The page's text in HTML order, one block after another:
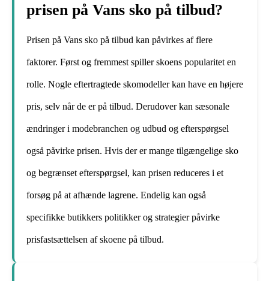
prisen på Vans sko på tilbud?
Prisen på Vans sko på tilbud kan påvirkes af flere
faktorer. Først og fremmest spiller skoens popularitet en
rolle. Nogle eftertragtede skomodeller kan have en højere
pris, selv når de er på tilbud. Derudover kan sæsonale
ændringer i modebranchen og udbud og efterspørgsel
også påvirke prisen. Hvis der er mange tilgængelige sko
og begrænset efterspørgsel, kan prisen reduceres i et
forsøg på at afhænde lagrene. Endelig kan også
specifikke butikkers politikker og strategier påvirke
prisfastsættelsen af ​​skoene på tilbud.